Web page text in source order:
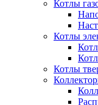
Котлы
Котлы
Котлы